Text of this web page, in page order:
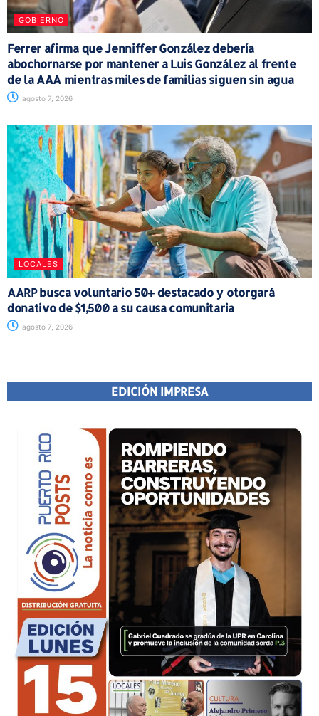
GOBIERNO
Ferrer afirma que Jenniffer González debería
abochornarse por mantener a Luis González al frente
de la AAA mientras miles de familias siguen sin agua
agosto 7, 2026
LOCALES
AARP busca voluntario 50+ destacado y otorgará
donativo de $1,500 a su causa comunitaria
agosto 7, 2026
EDICIÓN IMPRESA